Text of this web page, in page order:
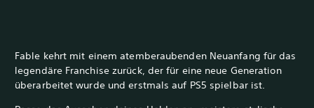
Fable kehrt mit einem atemberaubenden Neuanfang für das
legendäre Franchise zurück, der für eine neue Generation
überarbeitet wurde und erstmals auf PS5 spielbar ist.